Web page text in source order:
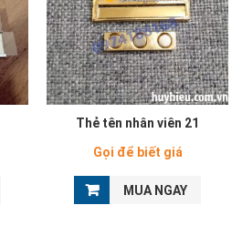
Thẻ tên nhân viên 21
Gọi để biết giá
MUA NGAY